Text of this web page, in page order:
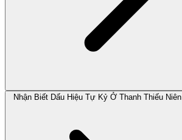
Nhận Biết Dấu Hiệu Tự Kỷ Ở Thanh Thiếu Niên